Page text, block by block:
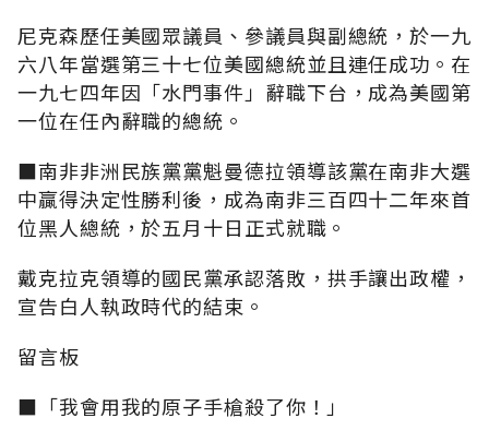
尼克森歷任美國眾議員、參議員與副總統，於一九
六八年當選第三十七位美國總統並且連任成功。在
一九七四年因「水門事件」辭職下台，成為美國第
一位在任內辭職的總統。
■南非非洲民族黨黨魁曼德拉領導該黨在南非大選
中贏得決定性勝利後，成為南非三百四十二年來首
位黑人總統，於五月十日正式就職。
戴克拉克領導的國民黨承認落敗，拱手讓出政權，
宣告白人執政時代的結束。
留言板
■「我會用我的原子手槍殺了你！」